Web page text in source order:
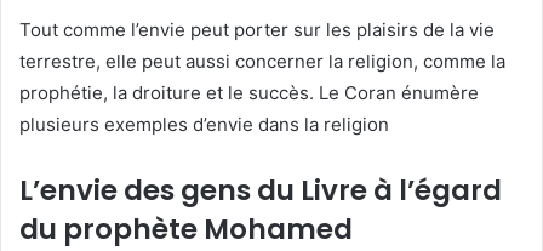
Tout comme l’envie peut porter sur les plaisirs de la vie
terrestre, elle peut aussi concerner la religion, comme la
prophétie, la droiture et le succès. Le Coran énumère
plusieurs exemples d’envie dans la religion
L’envie des gens du Livre à l’égard
du prophète Mohamed